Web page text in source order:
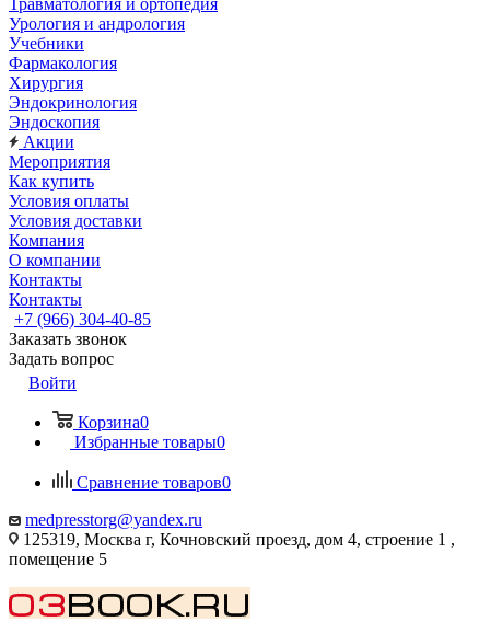
Травматология и ортопедия
Урология и андрология
Учебники
Фармакология
Хирургия
Эндокринология
Эндоскопия
Акции
Мероприятия
Как купить
Условия оплаты
Условия доставки
Компания
О компании
Контакты
Контакты
+7 (966) 304-40-85
Заказать звонок
Задать вопрос
Войти
Корзина0
Избранные товары0
Сравнение товаров0
medpresstorg@yandex.ru
125319, Москва г, Кочновский проезд, дом 4, строение 1 ,
помещение 5